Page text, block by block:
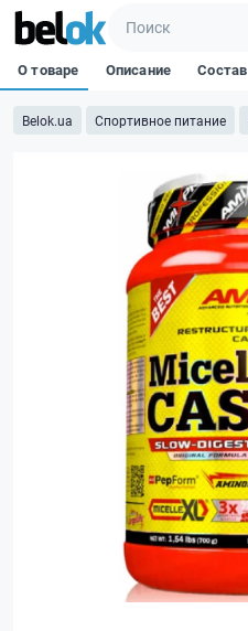
Belok.ua Спортивное питание
О товаре Описание Состав